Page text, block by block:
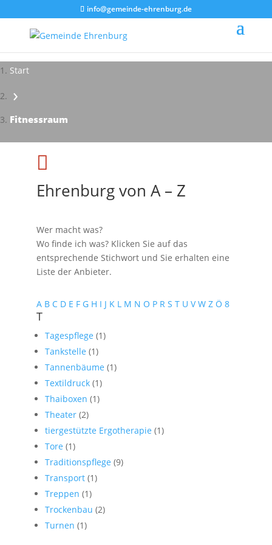
info@gemeinde-ehrenburg.de
Start
›
Fitnessraum
Impressionen - Mareike Kranz

Ehrenburg von A – Z
Wer macht was?
Wo finde ich was? Klicken Sie auf das
entsprechende Stichwort und Sie erhalten eine
Liste der Anbieter.
A B C D E F G H I J K L M N O P R S T U V W Z Ö 8
T
Tagespflege (1)
Tankstelle (1)
Tannenbäume (1)
Textildruck (1)
Thaiboxen (1)
Theater (2)
tiergestützte Ergotherapie (1)
Tore (1)
Traditionspflege (9)
Transport (1)
Treppen (1)
Trockenbau (2)
Turnen (1)